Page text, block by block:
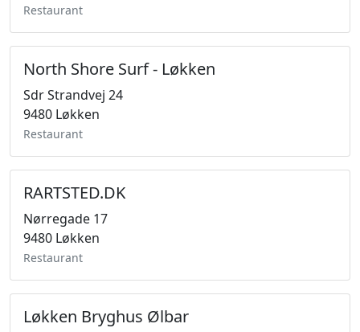
Restaurant
North Shore Surf - Løkken
Sdr Strandvej 24
9480 Løkken
Restaurant
RARTSTED.DK
Nørregade 17
9480 Løkken
Restaurant
Løkken Bryghus Ølbar